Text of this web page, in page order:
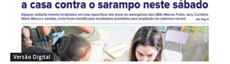
Versão Digital